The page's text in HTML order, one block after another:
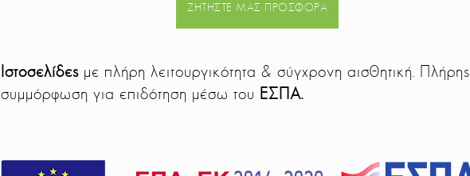
ΖΗΤΉΣΤΕ ΜΑΣ ΠΡΟΣΦΟΡΆ
Ιστοσελίδες με πλήρη λειτουργικότητα & σύγχρονη αισθητική. Πλήρης
συμμόρφωση για επιδότηση μέσω του ΕΣΠΑ.